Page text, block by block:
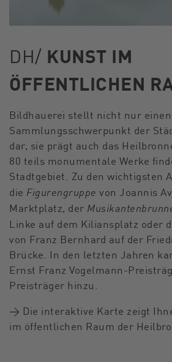
DH/ KUNST IM
ÖFFENTLICHEN
Bildhauerei stellt nicht nur einen
Sammlungsschwerpunkt der
dar, sie prägt auch das
80 teils monumentale Werke
Stadtgebiet. Zu den wichtigsten
die Figurengruppe von Joannis
Marktplatz, der
Linke auf dem Kiliansplatz oder
von Franz Bernhard auf der
Brücke. In den letzten Jahren
Ernst Franz Vogelmann-
Preisträger hinzu.
→ Die interaktive Karte zeigt
im öffentlichen Raum der